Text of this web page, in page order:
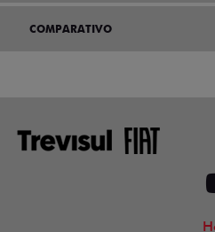
COMPARATIVO